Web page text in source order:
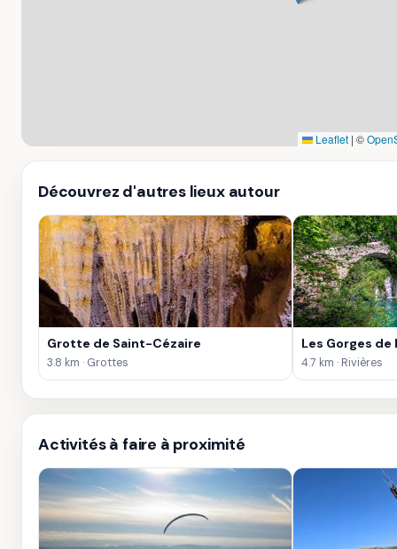
Leaflet | ©
Découvrez d'autres lieux autour
Grotte de Saint-Cézaire
3.8 km · Grottes
Les Gorges de
4.7 km · Rivières
Activités à faire à proximité